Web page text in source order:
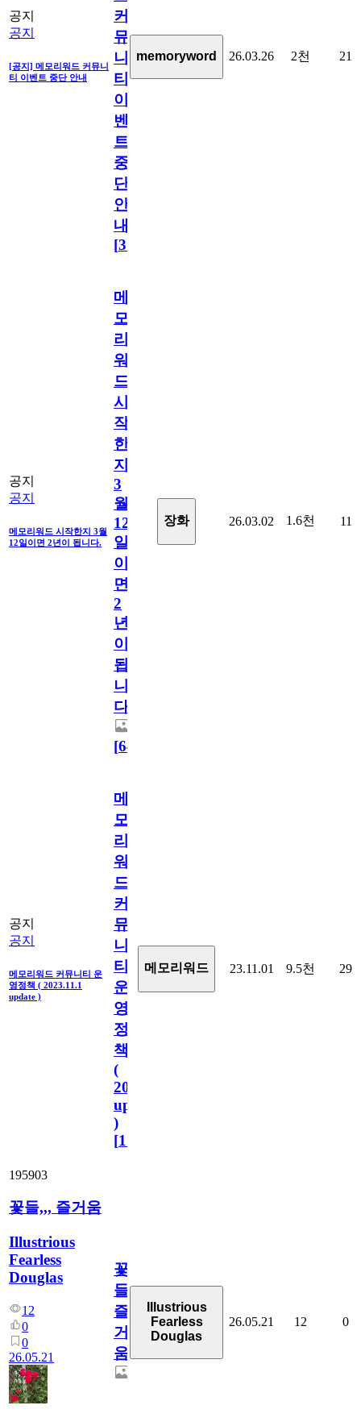
공지
공지
[공지] 메모리워드 커뮤니
티 이벤트 중단 안내
커
뮤
니
티
이
벤
트
중
단
안
내
[31
memoryword 26.03.26 2천 21
공지
공지
메모리워드 시작한지 3월
12일이면 2년이 됩니다.
메
모
리
워
드
시
작
한
지
3
월
12
일
이
면
2
년
이
됩
니
다.
[64
장화 26.03.02 1.6천 11
공지
공지
메모리워드 커뮤니티 운
영정책 ( 2023.11.1
update )
메
모
리
워
드
커
뮤
니
티
운
영
정
책
(
2023.11.1
update
)
[110
메모리워드 23.11.01 9.5천 29
195903
꽃들,,, 즐거움
Illustrious
Fearless
Douglas
12
0
0
26.05.21
꽃
들,,,
즐
거
움
Illustrious
Fearless
Douglas
26.05.21 12 0